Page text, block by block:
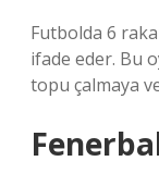
Futbolda 6
ifade eder. Bu
topu çalmaya